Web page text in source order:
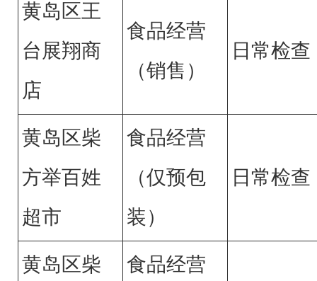
黄岛区王
台展翔商
店
食品经营
（销售）
日常检查
黄岛区柴
方举百姓
超市
食品经营
（仅预包
装）
日常检查
黄岛区柴
食品经营